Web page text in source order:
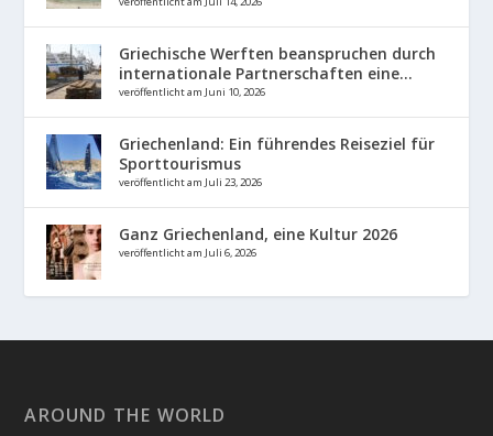
Griechische Werften beanspruchen durch
internationale Partnerschaften eine...
veröffentlicht am Juni 10, 2026
Griechenland: Ein führendes Reiseziel für
Sporttourismus
veröffentlicht am Juli 23, 2026
Ganz Griechenland, eine Kultur 2026
veröffentlicht am Juli 6, 2026
AROUND THE WORLD